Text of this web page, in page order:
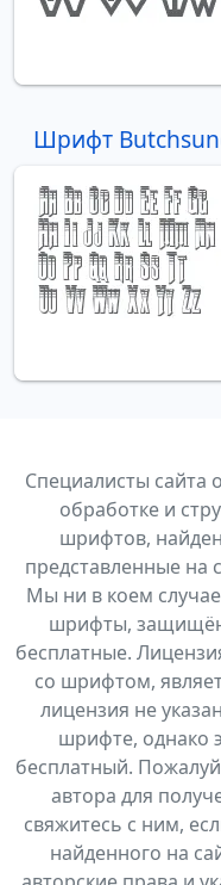
Шрифт
Специалисты сайта
обработке и
шрифтов,
представленные на
Мы ни в коем
шрифты,
бесплатные.
со шрифтом,
лицензия не
шрифте, однако
бесплатный.
автора для
свяжитесь с ним,
найденного на